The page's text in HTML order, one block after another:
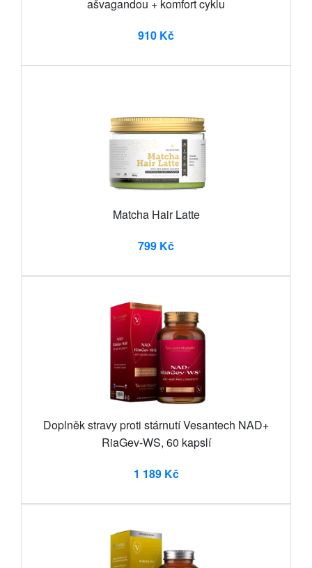
ašvagandou + komfort cyklu
910 Kč
Matcha Hair Latte
799 Kč
Doplněk stravy proti stárnutí Vesantech NAD+
RiaGev-WS, 60 kapslí
1 189 Kč